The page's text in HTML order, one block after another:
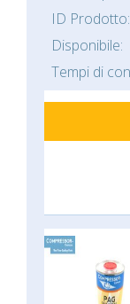
ID Prodotto:
Disponibile:
Tempi di